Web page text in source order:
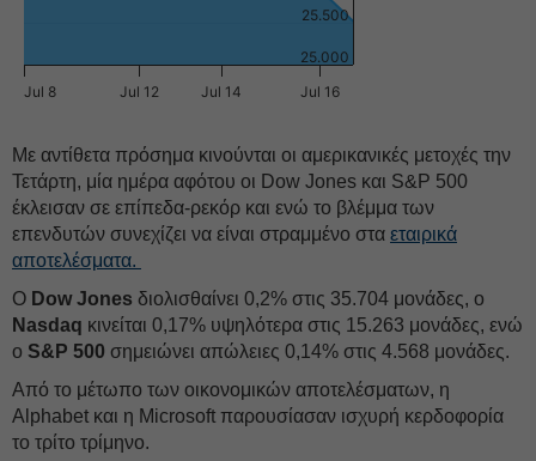
Jul 8 Jul 12 Jul 14 Jul 16
25.000
25.500
Με αντίθετα πρόσημα κινούνται οι αμερικανικές μετοχές την
Τετάρτη, μία ημέρα αφότου οι Dow Jones και S&P 500
έκλεισαν σε επίπεδα-ρεκόρ και ενώ το βλέμμα των
επενδυτών συνεχίζει να είναι στραμμένο στα εταιρικά
αποτελέσματα.
Ο Dow Jones διολισθαίνει 0,2% στις 35.704 μονάδες, ο
Nasdaq κινείται 0,17% υψηλότερα στις 15.263 μονάδες, ενώ
ο S&P 500 σημειώνει απώλειες 0,14% στις 4.568 μονάδες.
Από το μέτωπο των οικονομικών αποτελέσματων, η
Alphabet και η Microsoft παρουσίασαν ισχυρή κερδοφορία
το τρίτο τρίμηνο.